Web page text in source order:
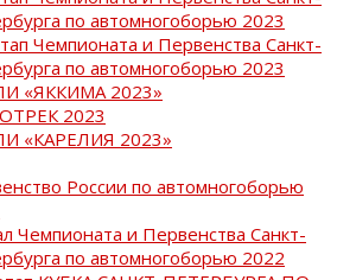
по автомногоборью 2023
Чемпионата и Первенства Санкт-
по автомногоборью 2023
«ЯККИМА 2023»
2023
«КАРЕЛИЯ 2023»
России по автомногоборью
Чемпионата и Первенства Санкт-
по автомногоборью 2022